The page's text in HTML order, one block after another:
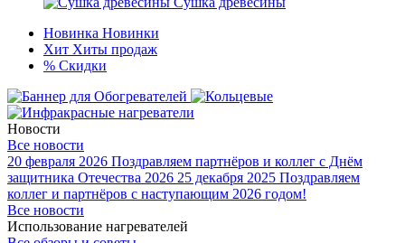
Новинка Новинки
Хит Хиты продаж
% Скидки
Новости
Все новости
20 февраля 2026 Поздравляем партнёров и коллег с Днём
защитника Отечества 2026 25 декабря 2025 Поздравляем
коллег и партнёров с наступающим 2026 годом!
Все новости
Использование нагревателей